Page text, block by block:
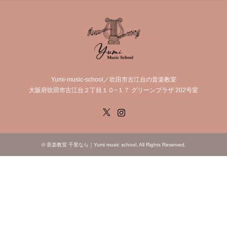
Yumi-music-school／吹田市古江台の音楽教室
大阪府吹田市古江台２丁目１０−１７ グリーンプラザ 202号室
© 音楽教室 千里なら｜Yumi music school. All Rights Reserved.